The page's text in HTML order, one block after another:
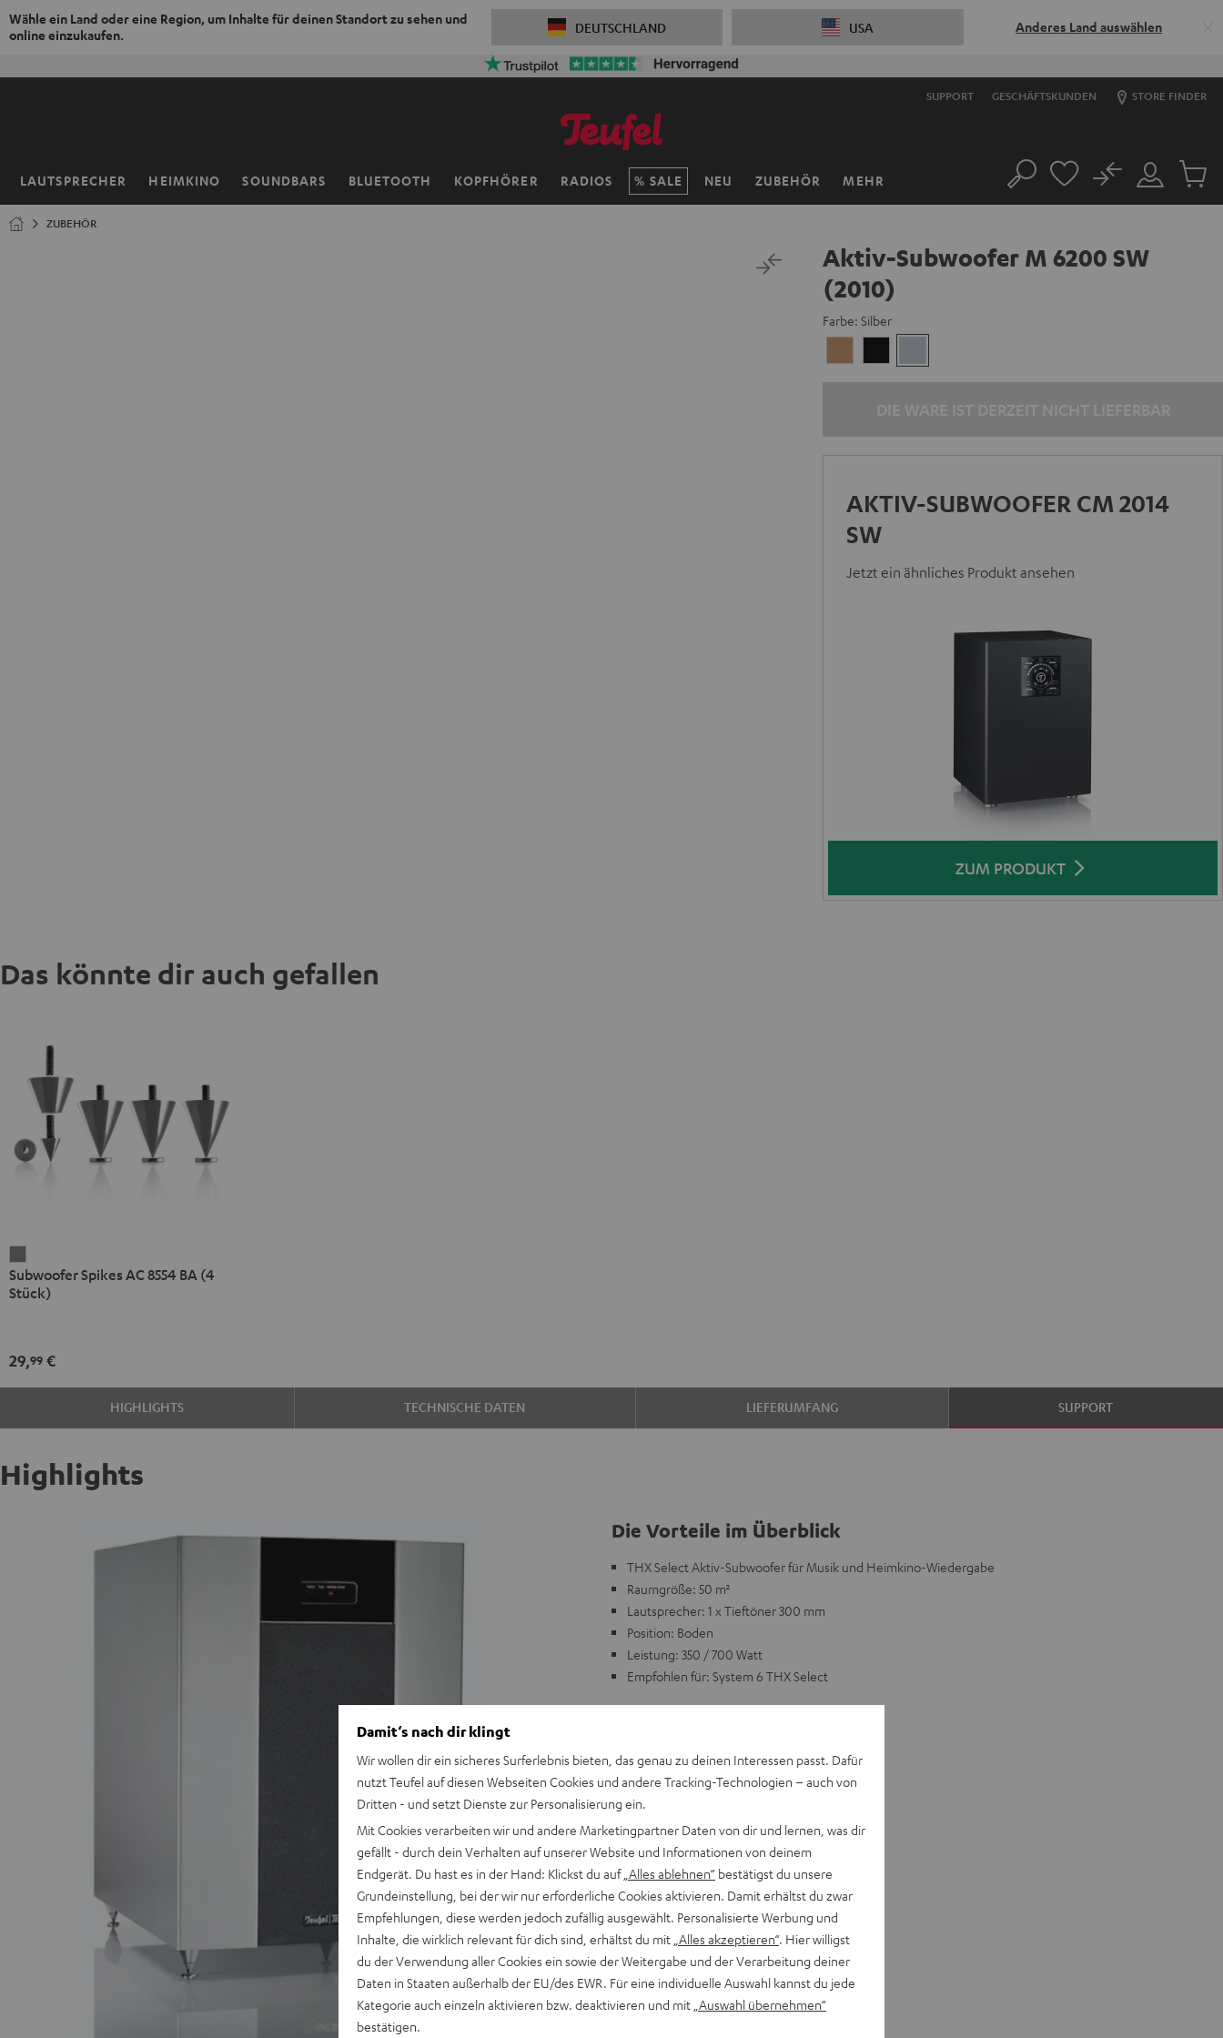
Wähle ein Land oder eine Region, um Inhalte für deinen Standort zu sehen und
online einzukaufen.
DEUTSCHLAND USA Anderes Land auswählen
SUPPORT GESCHÄFTSKUNDEN STORE FINDER
LAUTSPRECHER HEIMKINO SOUNDBARS BLUETOOTH KOPFHÖRER RADIOS SALE NEU ZUBEHÖR MEHR
Startseite Suche
Mein
Konto
No
Artikel
ZUBEHÖR
Aktiv-Subwoofer M 6200 SW
(2010)
Farbe: Silber
AKTIV-SUBWOOFER CM 2014
SW
Jetzt ein ähnliches Produkt ansehen
ZUM PRODUKT
Das könnte dir auch gefallen
Spikes
AC
(4
Stück)
Subwoofer Spikes AC 8554 BA (4
Stück)
29,99 €
HIGHLIGHTS TECHNISCHE DATEN LIEFERUMFANG SUPPORT
Highlights
Die Vorteile im Überblick
THX Select Aktiv-Subwoofer für Musik und Heimkino-Wiedergabe
Raumgröße: 50 m²
Lautsprecher: 1 x Tieftöner 300 mm
Position: Boden
Leistung: 350 / 700 Watt
Empfohlen für: System 6 THX Select
Damit‘s nach dir klingt
Wir wollen dir ein sicheres Surferlebnis bieten, das genau zu deinen Interessen passt. Dafür
nutzt Teufel auf diesen Webseiten Cookies und andere Tracking-Technologien – auch von
Dritten - und setzt Dienste zur Personalisierung ein.
Mit Cookies verarbeiten wir und andere Marketingpartner Daten von dir und lernen, was dir
gefällt - durch dein Verhalten auf unserer Website und Informationen von deinem
Endgerät. Du hast es in der Hand: Klickst du auf „Alles ablehnen“ bestätigst du unsere
Grundeinstellung, bei der wir nur erforderliche Cookies aktivieren. Damit erhältst du zwar
Empfehlungen, diese werden jedoch zufällig ausgewählt. Personalisierte Werbung und
Inhalte, die wirklich relevant für dich sind, erhältst du mit „Alles akzeptieren“. Hier willigst
du der Verwendung aller Cookies ein sowie der Weitergabe und der Verarbeitung deiner
Daten in Staaten außerhalb der EU/des EWR. Für eine individuelle Auswahl kannst du jede
Kategorie auch einzeln aktivieren bzw. deaktivieren und mit „Auswahl übernehmen“
bestätigen.